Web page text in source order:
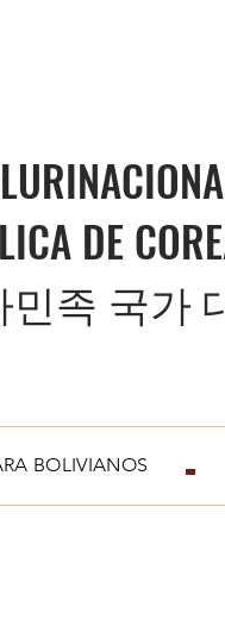
DE
족 국가
BOLIVIANOS